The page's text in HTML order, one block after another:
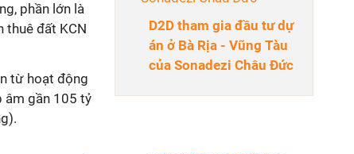
D2D tham gia đầu tư dự
án ở Bà Rịa - Vũng Tàu
của Sonadezi Châu Đức
phần lớn là
thuê đất KCN
từ hoạt động
âm gần 105 tỷ